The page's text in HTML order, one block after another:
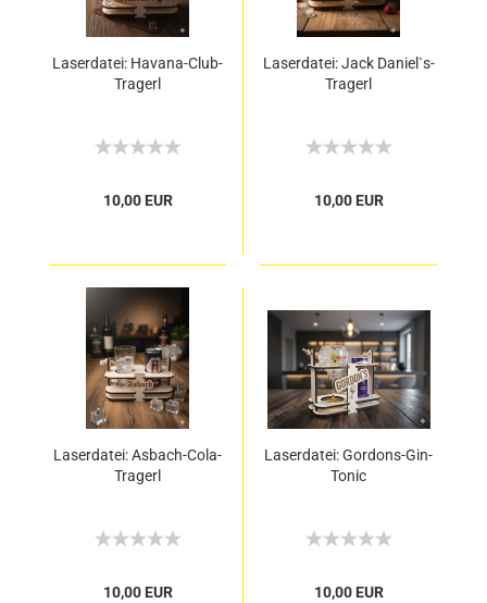
Laserdatei: Havana-Club-
Tragerl
10,00 EUR
Laserdatei: Jack Daniel`s-
Tragerl
10,00 EUR
Laserdatei: Asbach-Cola-
Tragerl
10,00 EUR
Laserdatei: Gordons-Gin-
Tonic
10,00 EUR